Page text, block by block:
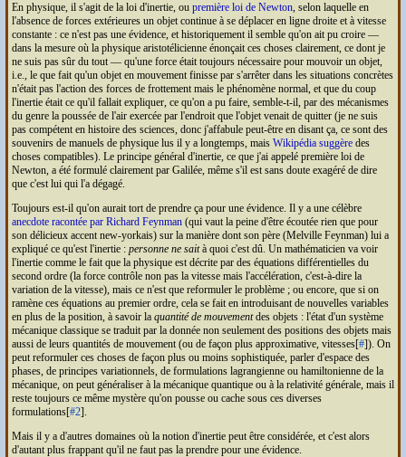
En physique, il s'agit de la loi d'inertie, ou première loi de Newton, selon laquelle en
l'absence de forces extérieures un objet continue à se déplacer en ligne droite et à vitesse
constante : ce n'est pas une évidence, et historiquement il semble qu'on ait pu croire —
dans la mesure où la physique aristotélicienne énonçait ces choses clairement, ce dont je
ne suis pas sûr du tout — qu'une force était toujours nécessaire pour mouvoir un objet,
i.e., le que fait qu'un objet en mouvement finisse par s'arrêter dans les situations concrètes
n'était pas l'action des forces de frottement mais le phénomène normal, et que du coup
l'inertie était ce qu'il fallait expliquer, ce qu'on a pu faire, semble-t-il, par des mécanismes
du genre la poussée de l'air exercée par l'endroit que l'objet venait de quitter (je ne suis
pas compétent en histoire des sciences, donc j'affabule peut-être en disant ça, ce sont des
souvenirs de manuels de physique lus il y a longtemps, mais Wikipédia suggèredes
choses compatibles). Le principe général d'inertie, ce que j'ai appelé première loi de
Newton, a été formulé clairement par Galilée, même s'il est sans doute exagéré de dire
que c'est lui qui l'a dégagé.
Toujours est-il qu'on aurait tort de prendre ça pour une évidence. Il y a une célèbre
anecdote racontée par Richard Feynman(qui vaut la peine d'être écoutée rien que pour
son délicieux accent new-yorkais) sur la manière dont son père (Melville Feynman) lui a
expliqué ce qu'est l'inertie : personne ne saità quoi c'est dû. Un mathématicien va voir
l'inertie comme le fait que la physique est décrite par des équations différentielles du
second ordre (la force contrôle non pas la vitesse mais l'accélération, c'est-à-dire la
variation de la vitesse), mais ce n'est que reformuler le problème ; ou encore, que si on
ramène ces équations au premier ordre, cela se fait en introduisant de nouvelles variables
en plus de la position, à savoir la quantité de mouvementdes objets : l'état d'un système
mécanique classique se traduit par la donnée non seulement des positions des objets mais
aussi de leurs quantités de mouvement (ou de façon plus approximative, vitesses[#]). On
peut reformuler ces choses de façon plus ou moins sophistiquée, parler d'espace des
phases, de principes variationnels, de formulations lagrangienne ou hamiltonienne de la
mécanique, on peut généraliser à la mécanique quantique ou à la relativité générale, mais il
reste toujours ce même mystère qu'on pousse ou cache sous ces diverses
formulations[#2].
Mais il y a d'autres domaines où la notion d'inertie peut être considérée, et c'est alors
d'autant plus frappant qu'il ne faut pas la prendre pour une évidence.